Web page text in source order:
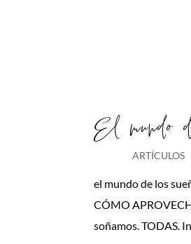
El mundo
ARTÍCULOS
el mundo de los
CÓMO
soñamos. TODAS.